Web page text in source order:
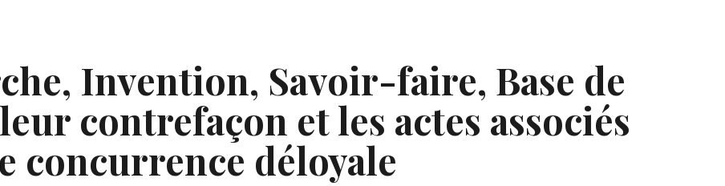
Invention, Savoir-faire, Base de
contrefaçon et les actes associés
concurrence déloyale